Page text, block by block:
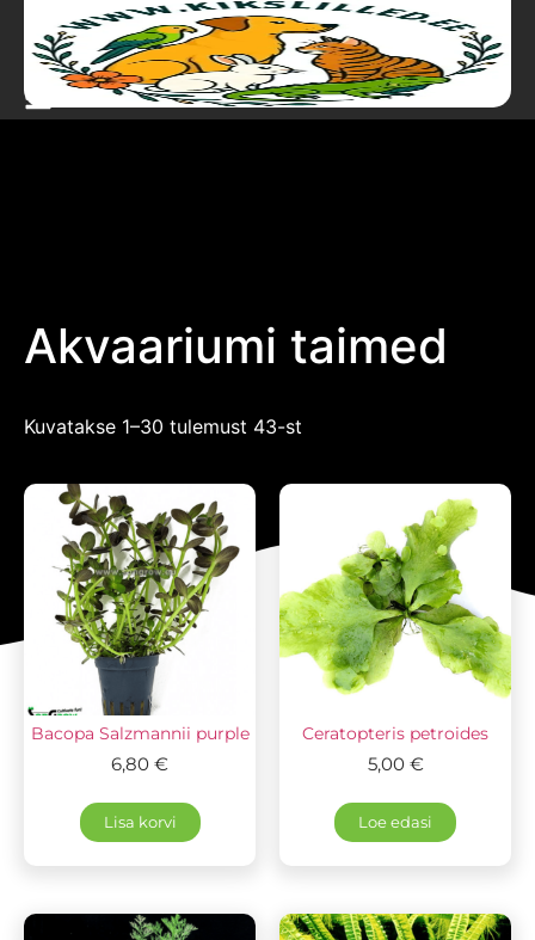
Akvaariumi taimed
Kuvatakse 1–30 tulemust 43-st
Bacopa Salzmannii purple
6,80 €
Lisa korvi
Ceratopteris petroides
5,00 €
Loe edasi